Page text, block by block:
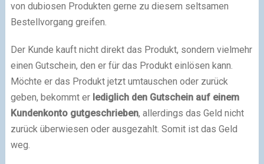
von dubiosen Produkten gerne zu diesem seltsamen
Bestellvorgang greifen.
Der Kunde kauft nicht direkt das Produkt, sondern vielmehr
einen Gutschein, den er für das Produkt einlösen kann.
Möchte er das Produkt jetzt umtauschen oder zurück
geben, bekommt er lediglich den Gutschein auf einem
Kundenkonto gutgeschrieben, allerdings das Geld nicht
zurück überwiesen oder ausgezahlt. Somit ist das Geld
weg.